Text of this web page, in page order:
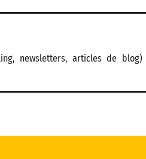
newsletters, articles de blog)